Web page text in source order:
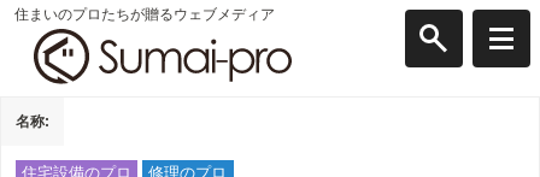
住まいのプロたちが贈るウェブメディア
名称
住宅設備のプロ 修理のプロ